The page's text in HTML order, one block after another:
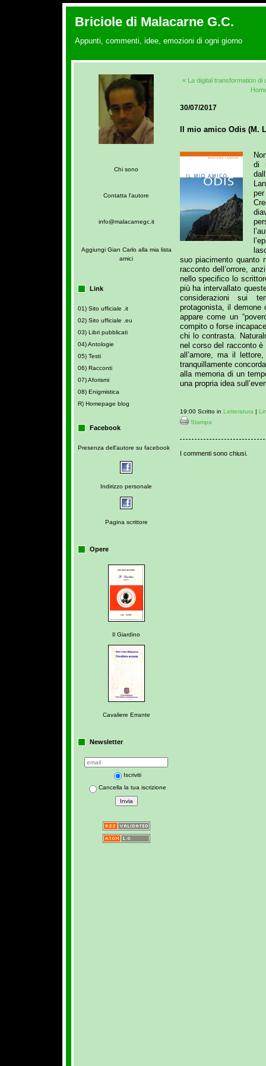
Briciole di Malacarne G.C.
Appunti, commenti, idee, emozioni di ogni giorno
Chi sono
Contatta l'autore
info@malacarnegc.it
Aggiungi Gian Carlo alla mia lista
amici
Link
01) Sito ufficiale .it
02) Sito ufficiale .eu
03) Libri pubblicati
04) Antologie
05) Testi
06) Racconti
07) Aforismi
08) Enigmistica
R) Homepage blog
Facebook
Presenza dell'autore su facebook
Indirizzo personale
Pagina scrittore
Opere
Il Giardino
Cavaliere Errante
Newsletter
Iscriviti
Cancella la tua iscrizione
« La digital transformation di
30/07/2017
Il mio amico Odis (M.
di
suo piacimento quanto
racconto dell’orrore,
nello specifico lo
più ha intervallato
considerazioni sui
protagonista, il demone
appare come un
compito o forse
chi lo contrasta.
nel corso del racconto
all’amore, ma il
tranquillamente
alla memoria di un
una propria idea
19:00 Scritto in Letteratura |
Stampa
I commenti sono chiusi.